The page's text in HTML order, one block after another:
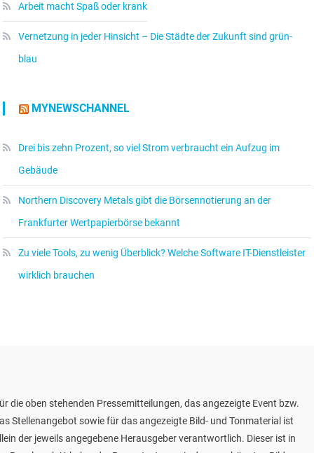
Arbeit macht Spaß oder krank
Vernetzung in jeder Hinsicht – Die Städte der Zukunft sind grün-
blau
MYNEWSCHANNEL
Drei bis zehn Prozent, so viel Strom verbraucht ein Aufzug im
Gebäude
Northern Discovery Metals gibt die Börsennotierung an der
Frankfurter Wertpapierbörse bekannt
Zu viele Tools, zu wenig Überblick? Welche Software IT-Dienstleister
wirklich brauchen
die oben stehenden Pressemitteilungen, das angezeigte Event bzw.
Stellenangebot sowie für das angezeigte Bild- und Tonmaterial ist
der jeweils angegebene Herausgeber verantwortlich. Dieser ist in